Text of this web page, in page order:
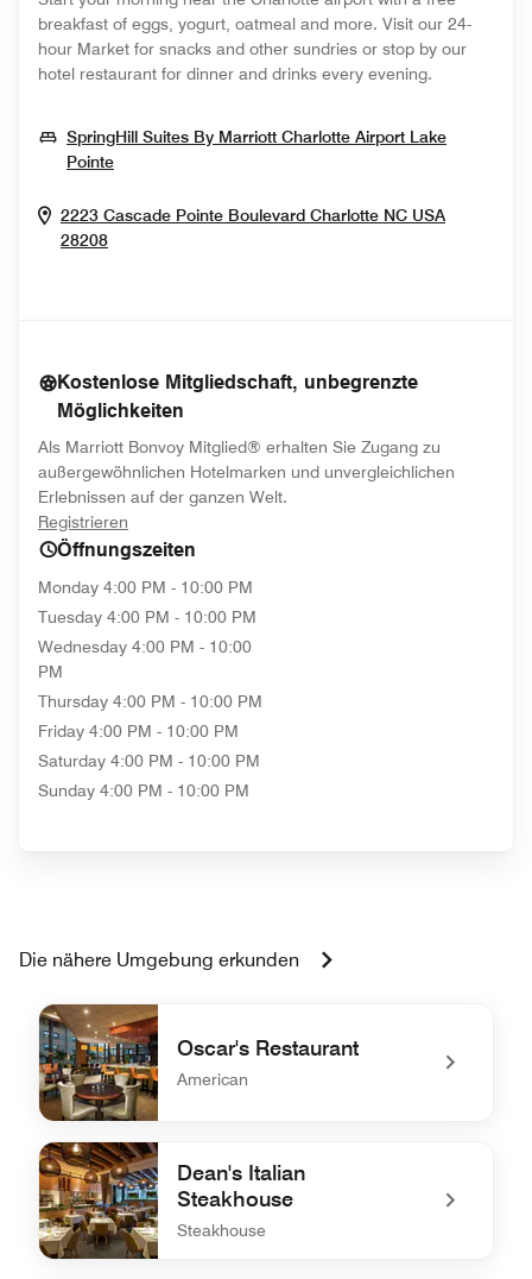
breakfast of eggs, yogurt, oatmeal and more. Visit our 24-
hour Market for snacks and other sundries or stop by our
hotel restaurant for dinner and drinks every evening.
SpringHill Suites By Marriott Charlotte Airport Lake
PointeOpens In New Window
2223 Cascade Pointe Boulevard Charlotte NC USA
28208Opens In New Window
Kostenlose Mitgliedschaft, unbegrenzte
Möglichkeiten
Als Marriott Bonvoy Mitglied® erhalten Sie Zugang zu
außergewöhnlichen Hotelmarken und unvergleichlichen
Erlebnissen auf der ganzen Welt.
Registrieren
Öffnungszeiten
Monday 4:00 PM - 10:00 PM
Tuesday 4:00 PM - 10:00 PM
Wednesday 4:00 PM - 10:00
PM
Thursday 4:00 PM - 10:00 PM
Friday 4:00 PM - 10:00 PM
Saturday 4:00 PM - 10:00 PM
Sunday 4:00 PM - 10:00 PM
Die nähere Umgebung erkunden
Oscar's Restaurant
American
undefined Oscar's Restaurant
Dean's Italian
Steakhouse
Steakhouse